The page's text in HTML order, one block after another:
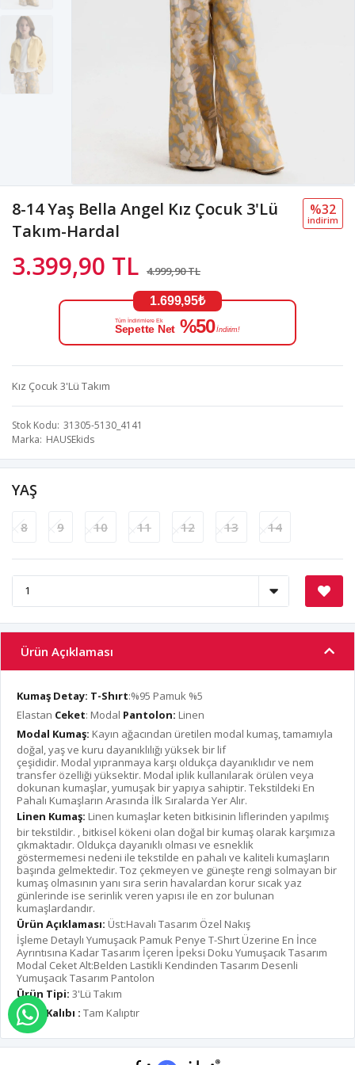
8-14 Yaş Bella Angel Kız Çocuk 3'Lü
Takım-Hardal
3.399,90 TL 4.999,90 TL
%32
i̇ndi̇ri̇m
1.699,95₺
Tüm İndirimlere Ek
Sepette Net %50 İndirim!
Kız Çocuk 3'Lü Takım
Stok Kodu 31305-5130_4141
Marka HAUSEkids
YAŞ
8 9 10 11 12 13 14
Ürün Açıklaması
Kumaş Detay: T-Shırt:%95 Pamuk %5
Elastan Ceket: Modal Pantolon: Linen
Modal Kumaş: Kayın ağacından üretilen modal kumaş, tamamıyla
doğal, yaş ve kuru dayanıklılığı yüksek bir lif
çeşididir. Modal yıpranmaya karşı oldukça dayanıklıdır ve nem
transfer özelliği yüksektir. Modal iplik kullanılarak örülen veya
dokunan kumaşlar, yumuşak bir yapıya sahiptir. Tekstildeki En
Pahalı Kumaşların Arasında İlk Sıralarda Yer Alır.
Linen Kumaş: Linen kumaşlar keten bitkisinin liflerinden yapılmış
bir tekstildir. , bitkisel kökeni olan doğal bir kumaş olarak karşımıza
çıkmaktadır. Oldukça dayanıklı olması ve esneklik
göstermemesi nedeni ile tekstilde en pahalı ve kaliteli kumaşların
başında gelmektedir. Toz çekmeyen ve güneşte rengi solmayan bir
kumaş olmasının yanı sıra serin havalardan korur sıcak yaz
günlerinde ise serinlik veren yapısı ile en zor bulunan
kumaşlardandır.
Ürün Açıklaması: Üst:Havalı Tasarım Özel Nakış
İşleme Detaylı Yumuşacık Pamuk Penye T-Shırt Üzerine En İnce
Ayrıntısına Kadar Tasarım İçeren İpeksi Doku Yumuşacık Tasarım
Modal Ceket Alt:Belden Lastikli Kendinden Tasarım Desenli
Yumuşacık Tasarım Pantolon
Ürün Tipi: 3'Lü Takım
Ürün Kalıbı : Tam Kalıptır
WHATSAPP İLE SİPARİŞ VER